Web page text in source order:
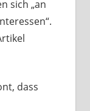
sich „an
dass